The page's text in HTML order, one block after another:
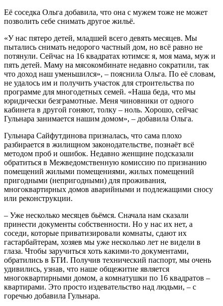
Её соседка Ольга добавила, что она с мужем тоже не может
позволить себе снимать другое жильё.
«У нас пятеро детей, младшей всего девять месяцев. Мы
пытались снимать недорого частный дом, но всё равно не
потянули. Сейчас на 16 квадратах ютимся: я, моя мама, муж и
пять детей. Маму на мясокомбинате недавно сократили, так
что доход наш уменьшился», – пояснила Ольга. По её словам,
не удалось им и получить участок для строительства по
программе для многодетных семей. «Наша беда, что мы
юридически безграмотные. Меня чиновники от одного
кабинета в другой гоняют, толку – ноль. Хорошо, сейчас
Гульнара занимается нашим домом», – добавила Ольга.
Гульнара Сайфутдинова призналась, что сама плохо
разбирается в жилищном законодательстве, познаёт всё
методом проб и ошибок. Недавно женщине подсказали
обратиться в Межведомственную комиссию по признанию
помещений жилыми помещениями, жилых помещений
пригодными (непригодными) для проживания,
многоквартирных домов аварийными и подлежащими сносу
или реконструкции.
– Уже несколько месяцев бьёмся. Сначала нам сказали
принести документы собственности. Но у нас их нет, а
соседи, которые приватизировали комнаты, сдают их
гастарбайтерам, хозяев мы уже несколько лет не видели в
глаза. Чтобы заручиться хоть какими-то документами,
обратились в БТИ. Получив технический паспорт, мы очень
удивились, узнав, что наше общежитие является
многоквартирными домом, а комнатушки по 16 квадратов –
квартирами. Это просто издевательство над людьми, – с
горечью добавила Гульнара.